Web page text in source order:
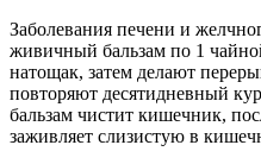
Заболевания печени и
живичный бальзам по 1
натощак, затем делают
повторяют десятидневный
бальзам чистит кишечник,
заживляет слизистую в